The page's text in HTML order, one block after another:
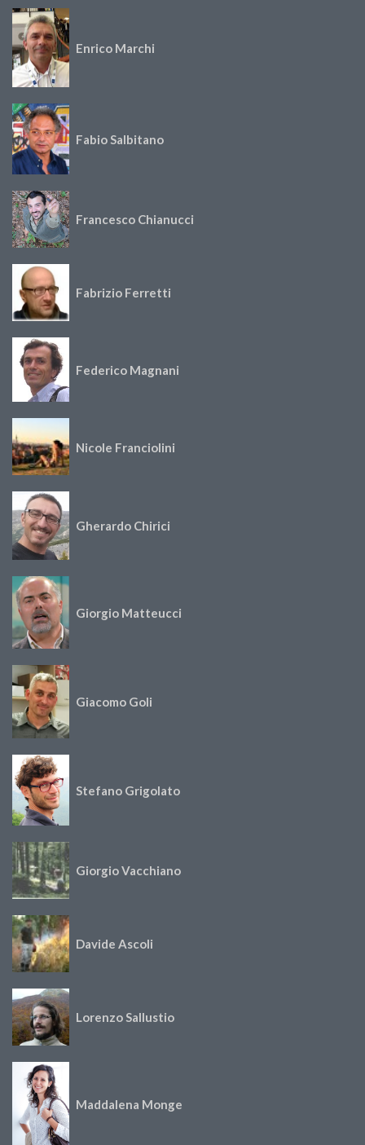
Enrico Marchi
Fabio Salbitano
Francesco Chianucci
Fabrizio Ferretti
Federico Magnani
Nicole Franciolini
Gherardo Chirici
Giorgio Matteucci
Giacomo Goli
Stefano Grigolato
Giorgio Vacchiano
Davide Ascoli
Lorenzo Sallustio
Maddalena Monge